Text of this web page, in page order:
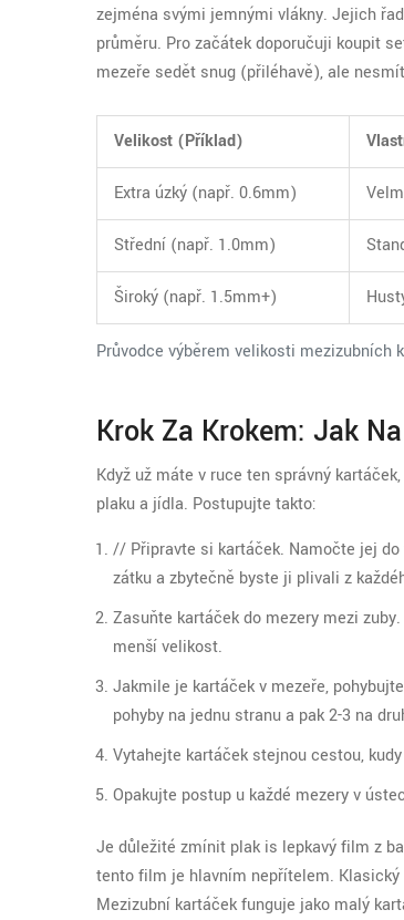
zejména svými jemnými vlákny. Jejich
průměru. Pro začátek doporučuji koupit
mezeře sedět snug (přiléhavě), ale
Průvodce výběrem velikosti mezizubních
Velikost (Příklad)
Extra úzký (např. 0.6mm)
Střední (např. 1.0mm)
Široký (např. 1.5mm+)
Krok Za Krokem: Jak
Když už máte v ruce ten správný
plaku a jídla. Postupujte takto:
// Připravte si kartáček. Namočte jej do
zátku a zbytečně byste ji plivali z
Zasuňte kartáček do mezery mezi
menší velikost.
Jakmile je kartáček v mezeře,
pohyby na jednu stranu a pak 2-3 na
Vytahejte kartáček stejnou cestou,
Opakujte postup u každé mezery v
Je důležité zmínit plak is lepkavý film z
tento film je hlavním nepřítelem.
Mezizubní kartáček funguje jako malý